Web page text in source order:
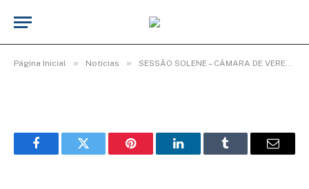
Página Inicial » Notícias » SESSÃO SOLENE – CÂMARA DE VEREADORES ENCERRA ANO LEGISLATIVO COM HOMENAGENS.
(4)
FacebookTwitter Pinterest LinkedInTumblr Email